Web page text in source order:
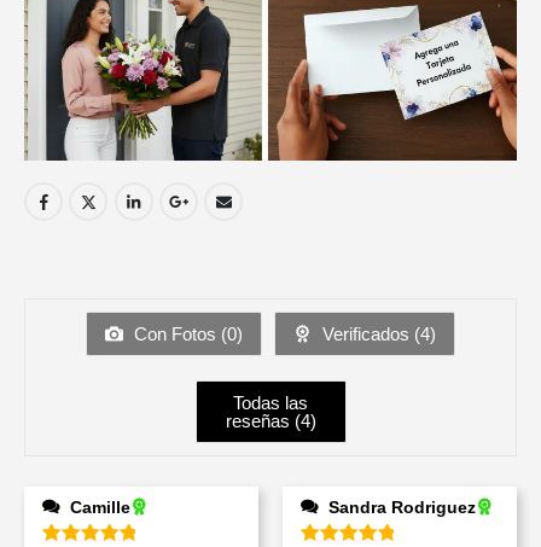
Con Fotos (0) Verificados (4)
Todas las
reseñas (4)
Camille Sandra Rodriguez